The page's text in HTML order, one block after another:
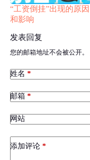
“工资倒挂”出现的原因
和影响
发表回复
您的邮箱地址不会被公开。
姓名 *
邮箱 *
网站
添加评论 *